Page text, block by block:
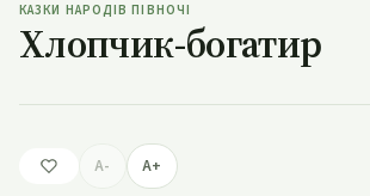
КАЗКИ НАРОДІВ ПІВНОЧІ
Хлопчик-богатир
A- A+